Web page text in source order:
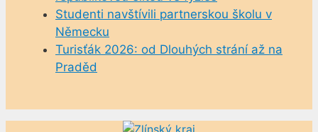
Studenti navštívili partnerskou školu v
Německu
Turisťák 2026: od Dlouhých strání až na
Praděd